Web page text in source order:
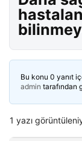
Bu konu 0 yanıt
admin tarafından
1 yazı